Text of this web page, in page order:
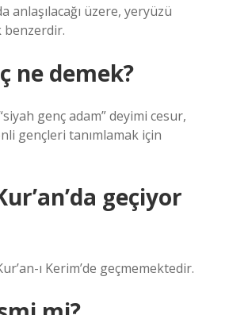
anlaşılacağı üzere, yeryüzü
benzerdir.
ne demek?
genç adam” deyimi cesur,
gençleri tanımlamak için
geçiyor
ı Kerim’de geçmemektedir.